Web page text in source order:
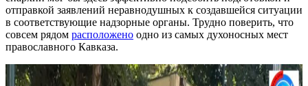
отправкой заявлений неравнодушных к создавшейся ситуации
в соответствующие надзорные органы. Трудно поверить, что
совсем рядом расположено одно из самых духоносных мест
православного Кавказа.